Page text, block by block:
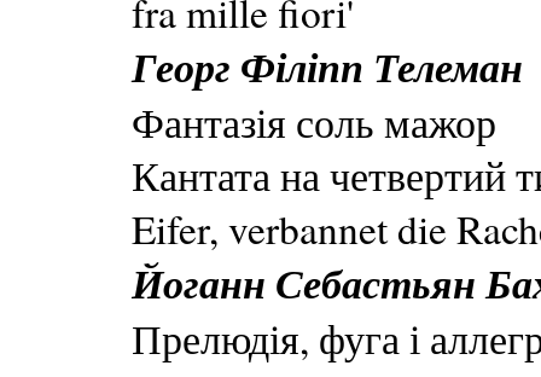
fra mille fiori'
Георг Філіпп Телеман
Фантазія соль мажор
Кантата на четвертий
Eifer, verbannet die
Йоганн Себастьян
Прелюдія, фуга і